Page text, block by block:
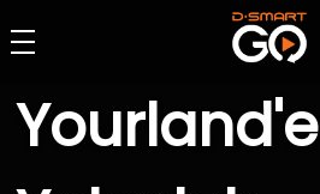
Yourland'e